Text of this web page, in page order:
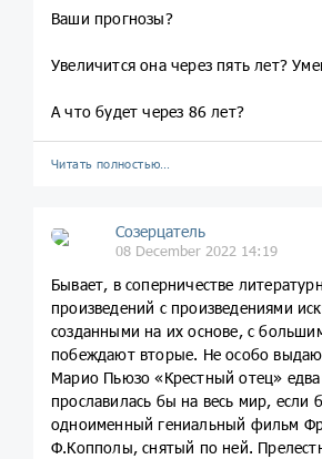
Ваши прогнозы?
Увеличится она через пять лет?
А что будет через 86 лет?
Читать полностью…
Созерцатель
08 December 2022 14:19
Бывает, в соперничестве
произведений с произведениями
созданными на их основе, с
побеждают вторые. Не особо
Марио Пьюзо «Крестный отец»
прославилась бы на весь мир, если
одноименный гениальный фильм
Ф.Копполы, снятый по ней.